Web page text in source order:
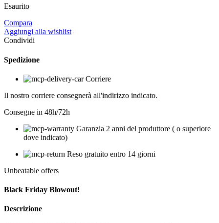
Esaurito
Compara
Aggiungi alla wishlist
Condividi
Spedizione
Corriere
Il nostro corriere consegnerà all'indirizzo indicato.
Consegne in 48h/72h
Garanzia 2 anni del produttore ( o superiore
dove indicato)
Reso gratuito entro 14 giorni
Unbeatable offers
Black Friday Blowout!
Descrizione